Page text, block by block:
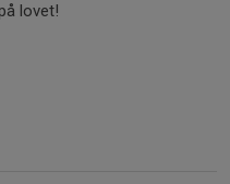
lovet!